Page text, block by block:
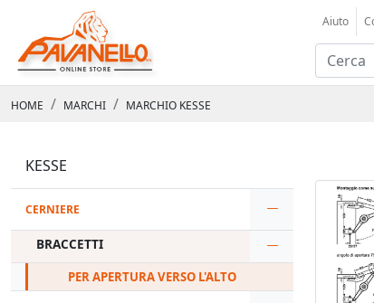
Aiuto
HOME MARCHI MARCHIO KESSE
KESSE
CERNIERE
BRACCETTI
PER APERTURA VERSO L'ALTO